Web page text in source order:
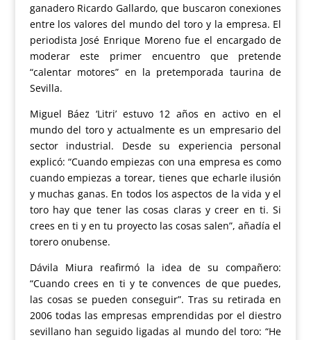
ganadero Ricardo Gallardo, que buscaron conexiones
entre los valores del mundo del toro y la empresa. El
periodista José Enrique Moreno fue el encargado de
moderar este primer encuentro que pretende
“calentar motores” en la pretemporada taurina de
Sevilla.
Miguel Báez ‘Litri’ estuvo 12 años en activo en el
mundo del toro y actualmente es un empresario del
sector industrial. Desde su experiencia personal
explicó: “Cuando empiezas con una empresa es como
cuando empiezas a torear, tienes que echarle ilusión
y muchas ganas. En todos los aspectos de la vida y el
toro hay que tener las cosas claras y creer en ti. Si
crees en ti y en tu proyecto las cosas salen”, añadía el
torero onubense.
Dávila Miura reafirmó la idea de su compañero:
“Cuando crees en ti y te convences de que puedes,
las cosas se pueden conseguir”. Tras su retirada en
2006 todas las empresas emprendidas por el diestro
sevillano han seguido ligadas al mundo del toro: “He